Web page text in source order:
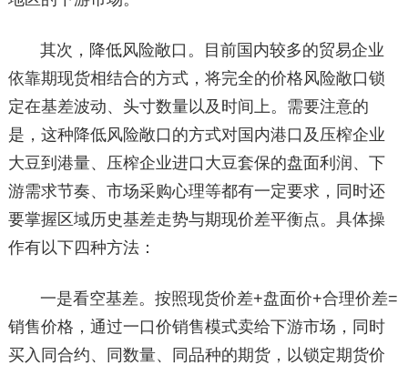
其次，降低风险敞口。目前国内较多的贸易企业
依靠期现货相结合的方式，将完全的价格风险敞口锁
定在基差波动、头寸数量以及时间上。需要注意的
是，这种降低风险敞口的方式对国内港口及压榨企业
大豆到港量、压榨企业进口大豆套保的盘面利润、下
游需求节奏、市场采购心理等都有一定要求，同时还
要掌握区域历史基差走势与期现价差平衡点。具体操
作有以下四种方法：
一是看空基差。按照现货价差+盘面价+合理价差=
销售价格，通过一口价销售模式卖给下游市场，同时
买入同合约、同数量、同品种的期货，以锁定期货价